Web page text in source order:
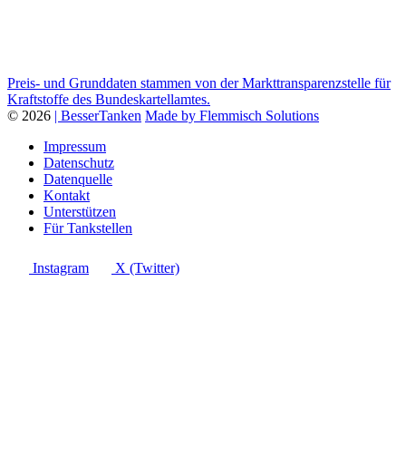
Preis- und Grunddaten stammen von der Markttransparenzstelle für
Kraftstoffe des Bundeskartellamtes.
© 2026 | BesserTanken Made by Flemmisch Solutions
Impressum
Datenschutz
Datenquelle
Kontakt
Unterstützen
Für Tankstellen
Instagram X (Twitter)